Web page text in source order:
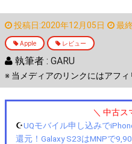
投稿日:2020年12月05日 最
Apple レビュー
執筆者 : GARU
※ 当メディアのリンクにはアフ
＼ 中古ス
☪️UQモバイル申し込みで
還元！Galaxy S23はMNPで